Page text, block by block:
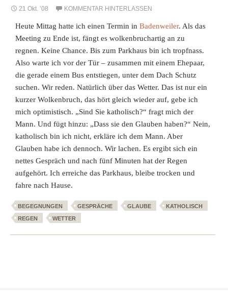
21 Okt. ’08 KOMMENTAR HINTERLASSEN
Heute Mittag hatte ich einen Termin inBadenweiler. Als das
Meeting zu Ende ist, fängt es wolkenbruchartig an zu
regnen. Keine Chance. Bis zum Parkhaus bin ich tropfnass.
Also warte ich vor der Tür – zusammen mit einem Ehepaar,
die gerade einem Bus entstiegen, unter dem Dach Schutz
suchen. Wir reden. Natürlich über das Wetter. Das ist nur ein
kurzer Wolkenbruch, das hört gleich wieder auf, gebe ich
mich optimistisch. „Sind Sie katholisch?“ fragt mich der
Mann. Und fügt hinzu: „Dass sie den Glauben haben?“ Nein,
katholisch bin ich nicht, erkläre ich dem Mann. Aber
Glauben habe ich dennoch. Wir lachen. Es ergibt sich ein
nettes Gespräch und nach fünf Minuten hat der Regen
aufgehört. Ich erreiche das Parkhaus, bleibe trocken und
fahre nach Hause.
BEGEGNUNGEN GESPRÄCHE GLAUBE
KATHOLISCH
REGEN
WETTER